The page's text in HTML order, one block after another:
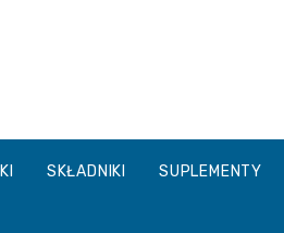
SKŁADNIKI SUPLEMENTY